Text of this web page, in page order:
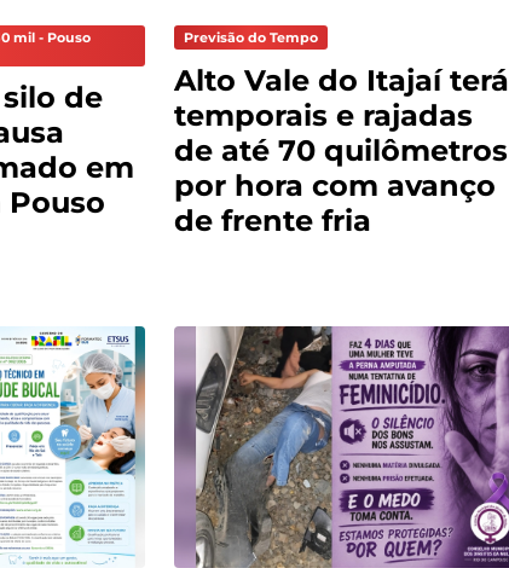
mil - Pouso
de
em
Pouso
Previsão do Tempo
Alto Vale do Itajaí terá
temporais e rajadas
de até 70 quilômetros
por hora com avanço
de frente fria